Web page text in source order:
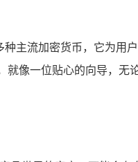
主流加密货币，它为用
像一位贴心的向导，